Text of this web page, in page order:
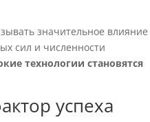
значительное влияние
сил и численности
технологии становятся
успеха